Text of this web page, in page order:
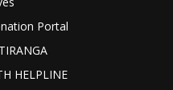
Portal
HELPLINE